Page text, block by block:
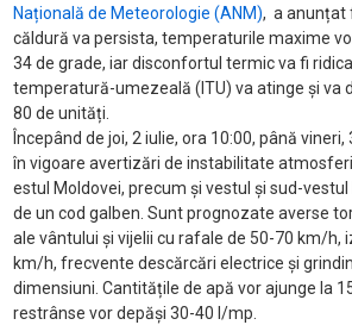
Națională de Meteorologie (ANM), a anunțat
căldură va persista, temperaturile maxime
34 de grade, iar disconfortul termic va fi
temperatură-umezeală (ITU) va atinge și va
80 de unități.
Începând de joi, 2 iulie, ora 10:00, până
în vigoare avertizări de instabilitate
estul Moldovei, precum și vestul și sud-
de un cod galben. Sunt prognozate averse
ale vântului și vijelii cu rafale de 50-70 km/h,
km/h, frecvente descărcări electrice și
dimensiuni. Cantitățile de apă vor ajunge la
restrânse vor depăși 30-40 l/mp.